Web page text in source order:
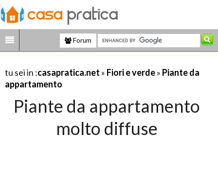
Forum
tu sei in :casapratica.net » Fiori e verde» Piante da
appartamento
Piante da appartamento
molto diffuse